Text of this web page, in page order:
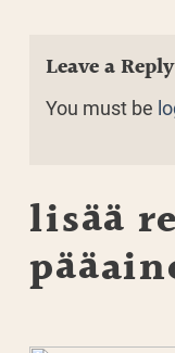
Leave a Reply
You must be
lisää